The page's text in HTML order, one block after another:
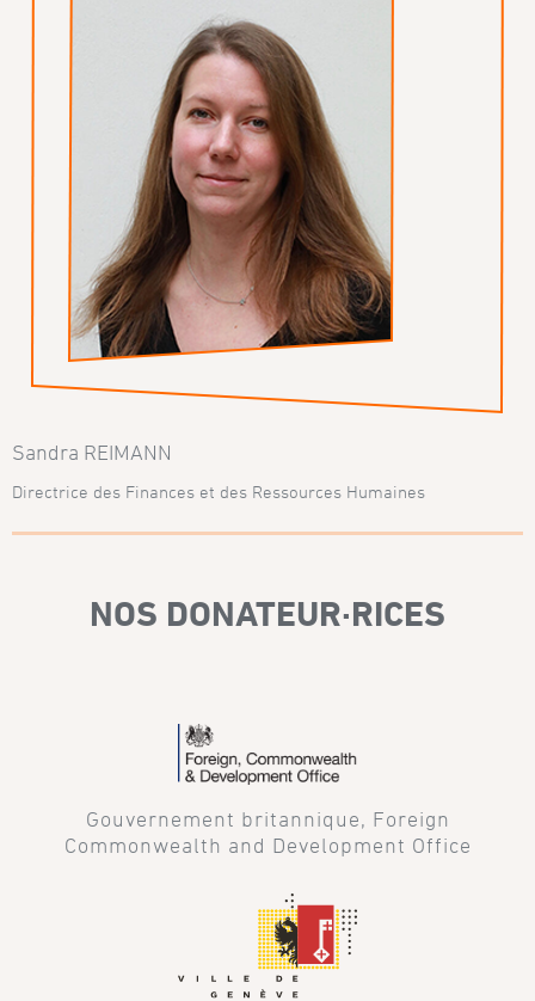
Sandra REIMANN
Directrice des Finances et des Ressources Humaines
NOS DONATEUR·RICES
Gouvernement britannique, Foreign
Commonwealth and Development Office